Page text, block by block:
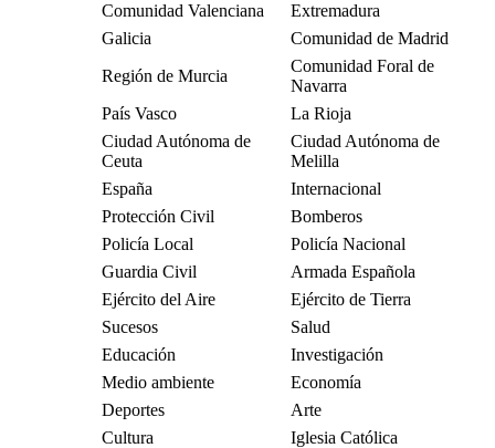
Comunidad Valenciana
Extremadura
Galicia
Comunidad de Madrid
Región de Murcia
Comunidad Foral de
Navarra
País Vasco
La Rioja
Ciudad Autónoma de
Ceuta
Ciudad Autónoma de
Melilla
España
Internacional
Protección Civil
Bomberos
Policía Local
Policía Nacional
Guardia Civil
Armada Española
Ejército del Aire
Ejército de Tierra
Sucesos
Salud
Educación
Investigación
Medio ambiente
Economía
Deportes
Arte
Cultura
Iglesia Católica